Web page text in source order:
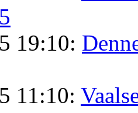
19:10:
11:10: